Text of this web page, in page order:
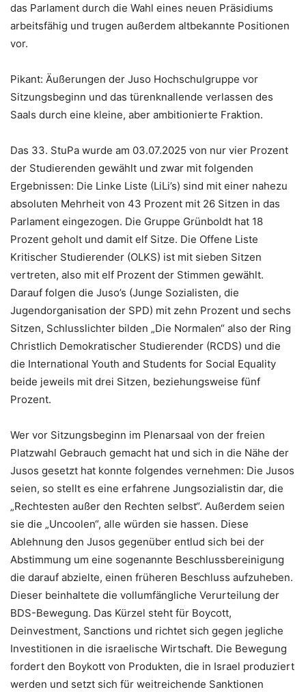
das Parlament durch die Wahl eines neuen Präsidiums
arbeitsfähig und trugen außerdem altbekannte Positionen
vor.
Pikant: Äußerungen der Juso Hochschulgruppe vor
Sitzungsbeginn und das türenknallende verlassen des
Saals durch eine kleine, aber ambitionierte Fraktion.
Das 33. StuPa wurde am 03.07.2025 von nur vier Prozent
der Studierenden gewählt und zwar mit folgenden
Ergebnissen: Die Linke Liste (LiLi’s) sind mit einer nahezu
absoluten Mehrheit von 43 Prozent mit 26 Sitzen in das
Parlament eingezogen. Die Gruppe Grünboldt hat 18
Prozent geholt und damit elf Sitze. Die Offene Liste
Kritischer Studierender (OLKS) ist mit sieben Sitzen
vertreten, also mit elf Prozent der Stimmen gewählt.
Darauf folgen die Juso’s (Junge Sozialisten, die
Jugendorganisation der SPD) mit zehn Prozent und sechs
Sitzen, Schlusslichter bilden „Die Normalen“ also der Ring
Christlich Demokratischer Studierender (RCDS) und die
die International Youth and Students for Social Equality
beide jeweils mit drei Sitzen, beziehungsweise fünf
Prozent.
Wer vor Sitzungsbeginn im Plenarsaal von der freien
Platzwahl Gebrauch gemacht hat und sich in die Nähe der
Jusos gesetzt hat konnte folgendes vernehmen: Die Jusos
seien, so stellt es eine erfahrene Jungsozialistin dar, die
„Rechtesten außer den Rechten selbst“. Außerdem seien
sie die „Uncoolen“, alle würden sie hassen. Diese
Ablehnung den Jusos gegenüber entlud sich bei der
Abstimmung um eine sogenannte Beschlussbereinigung
die darauf abzielte, einen früheren Beschluss aufzuheben.
Dieser beinhaltete die vollumfängliche Verurteilung der
BDS-Bewegung. Das Kürzel steht für Boycott,
Deinvestment, Sanctions und richtet sich gegen jegliche
Investitionen in die israelische Wirtschaft. Die Bewegung
fordert den Boykott von Produkten, die in Israel produziert
werden und setzt sich für weitreichende Sanktionen